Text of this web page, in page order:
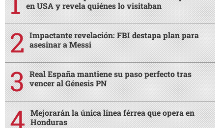
en USA y revela quiénes lo visitaban
Impactante revelación: FBI destapa plan para
asesinar a Messi
Real España mantiene su paso perfecto tras
vencer al Génesis PN
Mejorarán la única línea férrea que opera en
Honduras